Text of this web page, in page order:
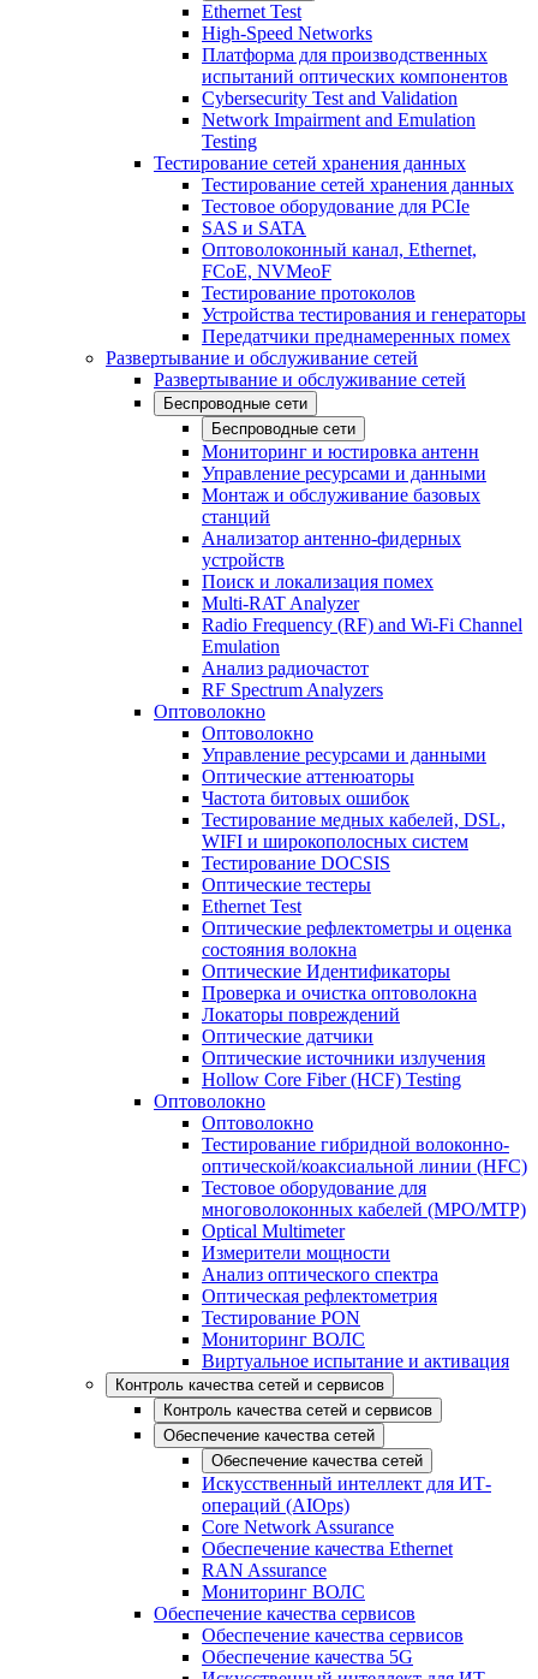
Ethernet Test
High-Speed Networks
Платформа для производственных
испытаний оптических компонентов
Cybersecurity Test and Validation
Network Impairment and Emulation
Testing
Тестирование сетей хранения данных
Тестирование сетей хранения данных
Тестовое оборудование для PCIe
SAS и SATA
Оптоволоконный канал, Ethernet,
FCoE, NVMeoF
Тестирование протоколов
Устройства тестирования и генераторы
Передатчики преднамеренных помех
Развертывание и обслуживание сетей
Развертывание и обслуживание сетей
Беспроводные сети
Беспроводные сети
Мониторинг и юстировка антенн
Управление ресурсами и данными
Монтаж и обслуживание базовых
станций
Анализатор антенно-фидерных
устройств
Поиск и локализация помех
Multi-RAT Analyzer
Radio Frequency (RF) and Wi-Fi Channel
Emulation
Анализ радиочастот
RF Spectrum Analyzers
Оптоволокно
Оптоволокно
Управление ресурсами и данными
Оптические aттенюаторы
Частота битовых ошибок
Тестирование медных кабелей, DSL,
WIFI и широкополосных систем
Тестирование DOCSIS
Оптические тестеры
Ethernet Test
Оптические рефлектометры и оценка
состояния волокна
Оптические Идентификаторы
Проверка и очистка оптоволокна
Локаторы повреждений
Оптические датчики
Оптические источники излучения
Hollow Core Fiber (HCF) Testing
Оптоволокно
Оптоволокно
Тестирование гибридной волоконно-
оптической/коаксиальной линии (HFC)
Тестовое оборудование для
многоволоконных кабелей (MPO/MTP)
Optical Multimeter
Измерители мощности
Анализ оптического спектра
Оптическая рефлектометрия
Тестирование PON
Мониторинг ВОЛС
Виртуальное испытание и активация
Контроль качества сетей и сервисов
Контроль качества сетей и сервисов
Обеспечение качества сетей
Обеспечение качества сетей
Искусственный интеллект для ИТ-
операций (AIOps)
Core Network Assurance
Обеспечение качества Ethernet
RAN Assurance
Мониторинг ВОЛС
Обеспечение качества сервисов
Обеспечение качества сервисов
Обеспечение качества 5G